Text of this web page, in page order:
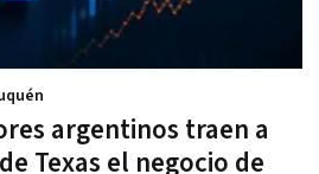
argentinos traen a
Texas el negocio de